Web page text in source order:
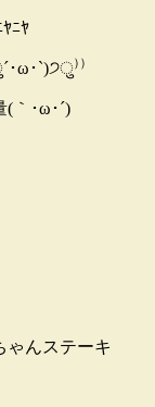
ﾆﾔ
･ω･`)੭ु⁾⁾
｀･ω･´)
ゃんステーキ